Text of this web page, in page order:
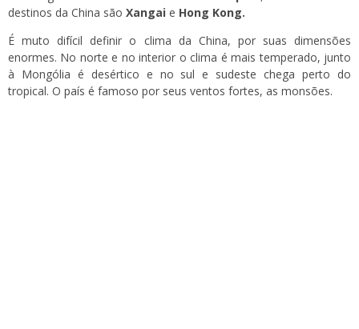
destinos da China são Xangai e Hong Kong.
É muto difícil definir o clima da China, por suas dimensões
enormes. No norte e no interior o clima é mais temperado, junto
à Mongólia é desértico e no sul e sudeste chega perto do
tropical. O país é famoso por seus ventos fortes, as monsões.